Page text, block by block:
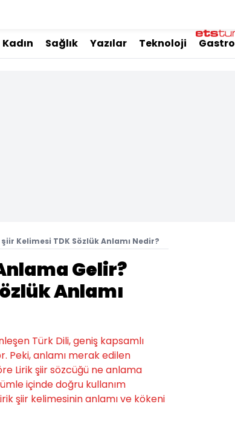
Kadın Sağlık Yazılar Teknoloji Gastro
Kelimesi TDK Sözlük Anlamı Nedir?
Gelir?
Anlamı
Türk Dili, geniş kapsamlı
Peki, anlamı merak edilen
Lirik şiir sözcüğü ne anlama
içinde doğru kullanım
şiir kelimesinin anlamı ve kökeni